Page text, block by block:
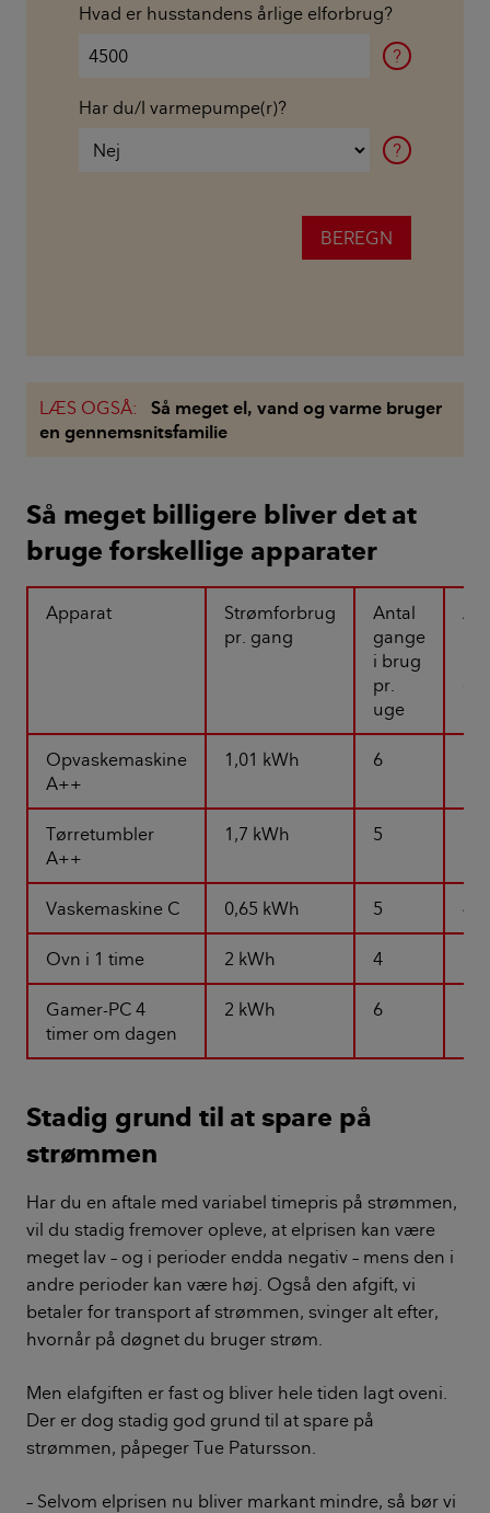
Hvad er husstandens årlige elforbrug?
?
Har du/I varmepumpe(r)?
?
LÆS OGSÅ:
Så meget el, vand og varme bruger
en gennemsnitsfamilie
Så meget billigere bliver det at
bruge forskellige apparater
Apparat
Strømforbrug
pr. gang
Antal
gange
i brug
pr.
uge
Opvaskemaskine
A++
1,01 kWh 6
Tørretumbler
A++
1,7 kWh 5
Vaskemaskine C 0,65 kWh 5
Ovn i 1 time 2 kWh 4
Gamer-PC 4
timer om dagen
2 kWh 6
Stadig grund til at spare på
strømmen
Har du en aftale med variabel timepris på strømmen,
vil du stadig fremover opleve, at elprisen kan være
meget lav – og i perioder endda negativ – mens den i
andre perioder kan være høj. Også den afgift, vi
betaler for transport af strømmen, svinger alt efter,
hvornår på døgnet du bruger strøm.
Men elafgiften er fast og bliver hele tiden lagt oveni.
Der er dog stadig god grund til at spare på
strømmen, påpeger Tue Patursson.
– Selvom elprisen nu bliver markant mindre, så bør vi